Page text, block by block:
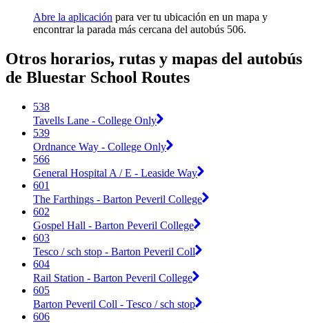
Abre la aplicación para ver tu ubicación en un mapa y
encontrar la parada más cercana del autobús 506.
Otros horarios, rutas y mapas del autobús
de Bluestar School Routes
538
Tavells Lane - College Only
539
Ordnance Way - College Only
566
General Hospital A / E - Leaside Way
601
The Farthings - Barton Peveril College
602
Gospel Hall - Barton Peveril College
603
Tesco / sch stop - Barton Peveril Coll
604
Rail Station - Barton Peveril College
605
Barton Peveril Coll - Tesco / sch stop
606